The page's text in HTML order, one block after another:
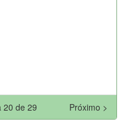
20 de 29 Próximo >